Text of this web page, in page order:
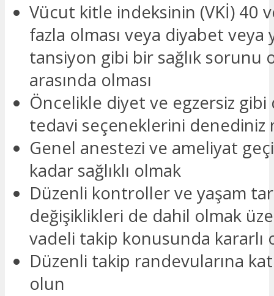
Vücut kitle indeksinin (VKİ) 40
fazla olması veya diyabet veya
tansiyon gibi bir sağlık sorunu
arasında olması
Öncelikle diyet ve egzersiz
tedavi seçeneklerini denediniz
Genel anestezi ve ameliyat
kadar sağlıklı olmak
Düzenli kontroller ve yaşam
değişiklikleri de dahil olmak
vadeli takip konusunda kararlı
Düzenli takip randevularına
olun